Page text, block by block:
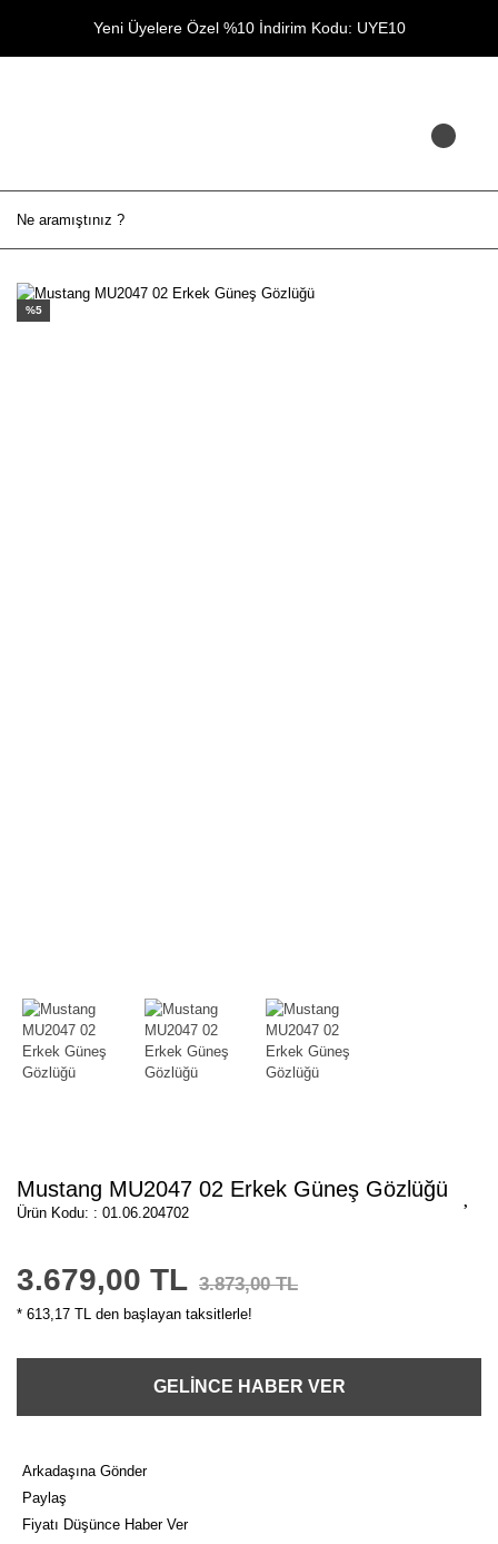
Yeni Üyelere Özel %10 İndirim Kodu: UYE10
%5
Mustang MU2047 02 Erkek Güneş Gözlüğü
Ürün Kodu: : 01.06.204702
3.679,00 TL 3.873,00 TL
* 613,17 TL den başlayan taksitlerle!
GELİNCE HABER VER
Arkadaşına Gönder
Paylaş
Fiyatı Düşünce Haber Ver